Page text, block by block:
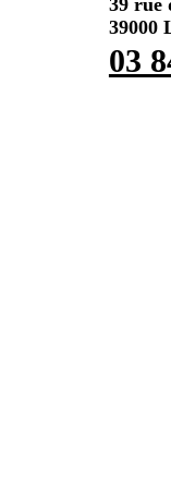
39000
03